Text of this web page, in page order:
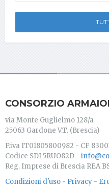
CONSORZIO
via Monte Guglielmo 128/a
25063 Gardone V.T. (Brescia)
P.iva IT01805800982 - CF
Codice SDI 5RUO82D -
Reg. Imprese di Brescia REA
Condizioni d'uso - Privacy -